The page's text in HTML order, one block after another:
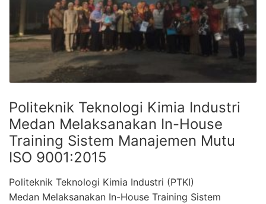
Politeknik Teknologi Kimia Industri
Medan Melaksanakan In-House
Training Sistem Manajemen Mutu
ISO 9001:2015
Politeknik Teknologi Kimia Industri (PTKI)
Medan Melaksanakan In-House Training Sistem